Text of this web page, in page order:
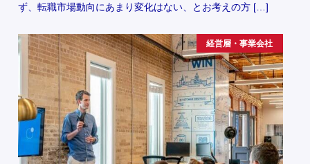
ず、転職市場動向にあまり変化はない、とお考えの方 […]
経営層・事業会社